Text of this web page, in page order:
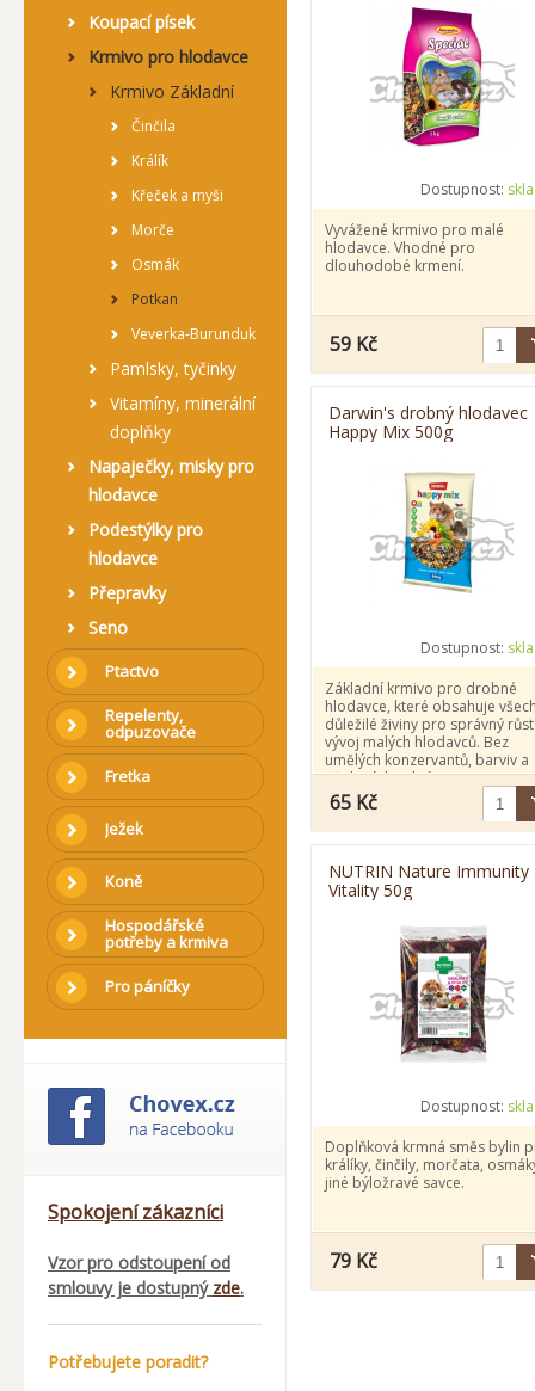
Koupací písek
Krmivo pro hlodavce
Krmivo Základní
Činčila
Králík
Křeček a myši
Morče
Osmák
Potkan
Veverka-Burunduk
Pamlsky, tyčinky
Vitamíny, minerální
doplňky
Napaječky, misky pro
hlodavce
Podestýlky pro
hlodavce
Přepravky
Seno
Ptactvo
Repelenty,
odpuzovače
Fretka
Ježek
Koně
Hospodářské
potřeby a krmiva
Pro páníčky
Spokojení zákazníci
Vzor pro odstoupení od
smlouvy je dostupný zde.
Potřebujete poradit?
Dostupnost:
Vyvážené krmivo pro malé
hlodavce. Vhodné pro
dlouhodobé krmení.
59 Kč
Darwin's drobný hlodavec
Happy Mix 500g
Dostupnost:
Základní krmivo pro drobné
hlodavce, které obsahuje
důležilé živiny pro správný
vývoj malých hlodavců. Bez
umělých konzervantů, barviv a
přidaných cukrů.
65 Kč
NUTRIN Nature Immunity
Vitality 50g
Dostupnost:
Doplňková krmná směs bylin
králíky, činčily, morčata,
jiné býložravé savce.
79 Kč